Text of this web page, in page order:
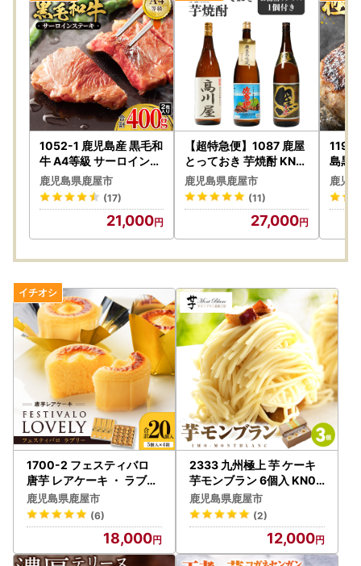
※今後4年間、多数の返礼品で寄附額等の見直しが続くな
か、適正運用に伴う体制上の都合により 事前告知が困難な
状況です。
※何卒ご理解いただき、 今後も鹿屋市の応援をお願いいたし
ます。
―――――――――――――――――――――――――――
―――――――――――――――――――
→→鹿屋市おすすめ！うなぎ特集はこちらから←←
→→鹿屋市おすすめ！毎月29日は「肉の日」！肉特集はこち
らから←←
―――――――――――――――――――
【 重要 】本市特設サイトを装った「なりすましメール」に
関する注意喚起
本市特設サイトのメールアドレスを装った「なりすましメー
ル」が、本市以外のメールサーバーより発信されている事実
を確認いたしました。
これらは本市になりすまして送信された迷惑メールであるた
め、本市から送信されたものではございません。
本市におきましては、不正アクセスの防止など情報セキュリ
ティには十分注意しておりますが、引き続き、対策を強化し
てまいりますので、ご理解とご協力をお願い申し上げます。
【ふるさと納税の偽サイトに注意！！】
地方公共団体のふるさと納税を装った偽のサイトが複数開設
されていることが分かっています。
「割引」や「値引き」といった言葉には気を付けてくださ
1052-1 鹿児島産 黒毛和
牛 A4等級 サーロインス
テーキ 2枚入 400g KN
021-017-01 肉 牛肉 冷
凍
鹿児島県鹿屋市
(17)
21,000
【超特急便】1087 鹿屋
とっておき 芋焼酎 KN0
42-009 酒 焼酎 スピー
ド配送 最短 すぐ届く お
急ぎ
鹿児島県鹿屋市
(11)
27,000
1196
島黒
た ハ
しの
1-04
鹿児
1700-2 フェスティバロ
唐芋 レアケーキ ・ ラブリ
ー 20個入 KN023-001 菓
子 ケーキ
鹿児島県鹿屋市
(6)
18,000
2333 九州極上 芋 ケーキ
芋モンブラン 6個入 KN03
5-005 菓子 さつまいも
鹿児島県鹿屋市
(2)
12,000